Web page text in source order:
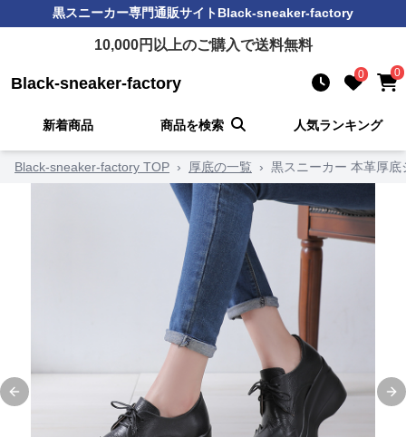
黒スニーカー専門通販サイトBlack-sneaker-factory
10,000円以上のご購入で送料無料
Black-sneaker-factory 0 0
新着商品 商品を検索 人気ランキング
Black-sneaker-factory TOP › 厚底の一覧 › 黒スニーカー 本革厚底
Previous slide